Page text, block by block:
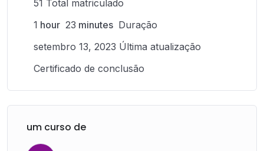
51 Total matriculado
1 hour 23 minutes Duração
setembro 13, 2023 Última atualização
Certificado de conclusão
um curso de